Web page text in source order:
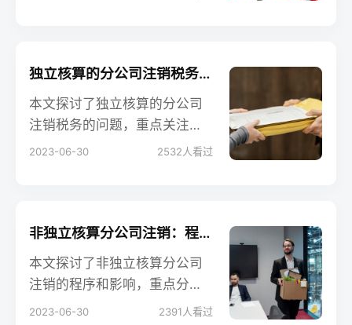
业老板和创业者提供有价值的
信息。
独立核算的分公司注销税务：合规程序与税务处理
本文探讨了独立核算的分公司
注销税务的问题，重点关注合
规程序和税务处理。独立核算
将解析分公司注销税务的合规
程序、清理纳税义务和相关报
税事宜，并强调了准确、透明
的税务处理的重要性。合规注
销税务有助于企业遵守税务法
2023-06-30 2532人看过
非独立核算分公司注销：程序与影响分析
本文探讨了非独立核算分公司
注销的程序和影响，重点分析
了该过程的要点和潜在影响。
2023-06-30 2391 人看过